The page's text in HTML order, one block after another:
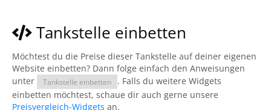
Tankstelle einbetten
Möchtest du die Preise dieser Tankstelle auf deiner eigenen
Website einbetten? Dann folge einfach den Anweisungen
unter
Tankstelle einbetten
. Falls du weitere Widgets
einbetten möchtest, schaue dir auch gerne unsere
Preisvergleich-Widgets an.